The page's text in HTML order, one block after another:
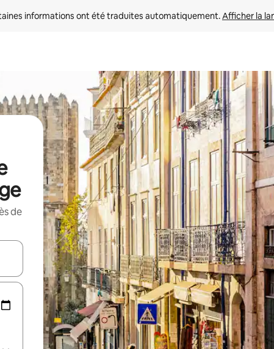
informations ont été traduites automatiquement. Afficher la
de
vers le haut et vers le bas pour les parcourir ou en appuyant et en